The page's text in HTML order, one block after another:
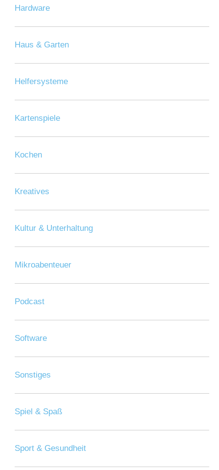
Hardware
Haus & Garten
Helfersysteme
Kartenspiele
Kochen
Kreatives
Kultur & Unterhaltung
Mikroabenteuer
Podcast
Software
Sonstiges
Spiel & Spaß
Sport & Gesundheit